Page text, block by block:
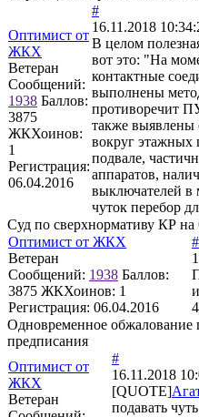
Оптимист от
ЖКХ
Ветеран
Сообщений:
1938 Баллов:
3875
ЖКХоинов:
1
Регистрация:
06.04.2016
#
16.11.2018
В целом
вот это: "На
контактные
выполнены
противоречит
также выявлены
вокруг этажных
подвале,
аппаратов,
выключателей в
чуток перебор
Суд по сверхнормативу КР
Оптимист от ЖКХ
Ветеран
Сообщений: 1938 Баллов:
3875 ЖКХоинов: 1
Регистрация: 06.04.2016
#
Одновременное обжалование
предписания
Оптимист от
ЖКХ
Ветеран
#
16.11.2018
[QUOTE]
подавать